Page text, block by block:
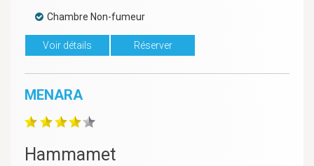
Chambre Non-fumeur
Voir détails Réserver
Hammamet
MENARA